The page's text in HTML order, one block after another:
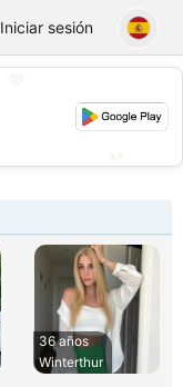
Iniciar sesión
36 años
Winterthur